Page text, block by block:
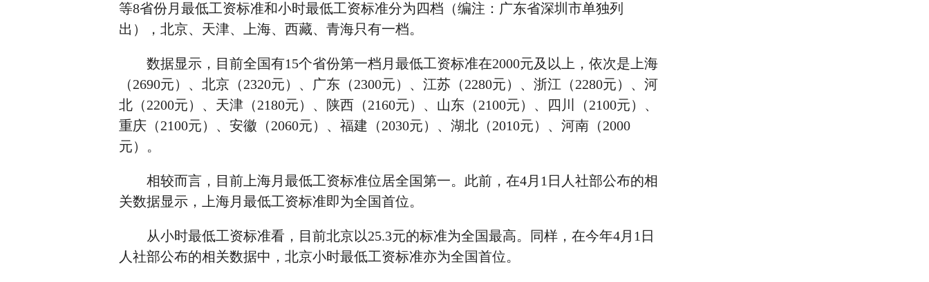
等8省份月最低工资标准和小时最低工资标准分为四档（编注：广东省深圳市单独列
出），北京、天津、上海、西藏、青海只有一档。
数据显示，目前全国有15个省份第一档月最低工资标准在2000元及以上，依次是上海
（2690元）、北京（2320元）、广东（2300元）、江苏（2280元）、浙江（2280元）、河
北（2200元）、天津（2180元）、陕西（2160元）、山东（2100元）、四川（2100元）、
重庆（2100元）、安徽（2060元）、福建（2030元）、湖北（2010元）、河南（2000
元）。
相较而言，目前上海月最低工资标准位居全国第一。此前，在4月1日人社部公布的相
关数据显示，上海月最低工资标准即为全国首位。
从小时最低工资标准看，目前北京以25.3元的标准为全国最高。同样，在今年4月1日
人社部公布的相关数据中，北京小时最低工资标准亦为全国首位。